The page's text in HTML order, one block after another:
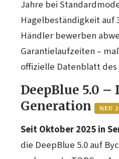
Jahre bei
Hagelbeständigkeit auf
Händler bewerben
Garantielaufzeiten –
offizielle Datenblatt
DeepBlue 5.0 –
Generation
NEU
Seit Oktober 2025 in
die DeepBlue 5.0 auf